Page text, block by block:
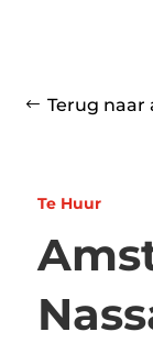
Terug naar
Te Huur